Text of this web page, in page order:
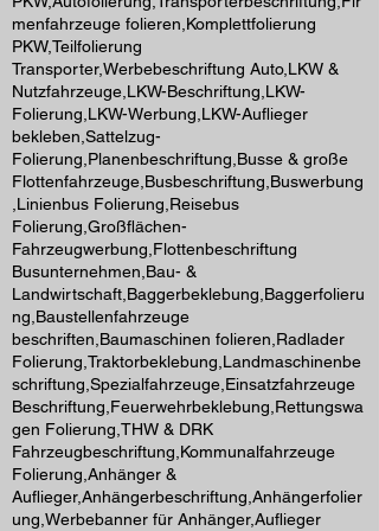
menfahrzeuge folieren,Komplettfolierung
PKW,Teilfolierung
Transporter,Werbebeschriftung Auto,LKW &
Nutzfahrzeuge,LKW-Beschriftung,LKW-
Folierung,LKW-Werbung,LKW-Auflieger
bekleben,Sattelzug-
Folierung,Planenbeschriftung,Busse & große
Flottenfahrzeuge,Busbeschriftung,Buswerbung
,Linienbus Folierung,Reisebus
Folierung,Großflächen-
Fahrzeugwerbung,Flottenbeschriftung
Busunternehmen,Bau- &
Landwirtschaft,Baggerbeklebung,Baggerfolieru
ng,Baustellenfahrzeuge
beschriften,Baumaschinen folieren,Radlader
Folierung,Traktorbeklebung,Landmaschinenbe
schriftung,Spezialfahrzeuge,Einsatzfahrzeuge
Beschriftung,Feuerwehrbeklebung,Rettungswa
gen Folierung,THW & DRK
Fahrzeugbeschriftung,Kommunalfahrzeuge
Folierung,Anhänger &
Auflieger,Anhängerbeschriftung,Anhängerfolier
ung,Werbebanner für Anhänger,Auflieger